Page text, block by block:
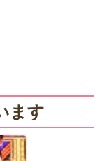
ます